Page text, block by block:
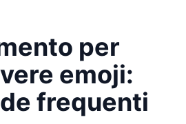
per
emoji:
frequenti